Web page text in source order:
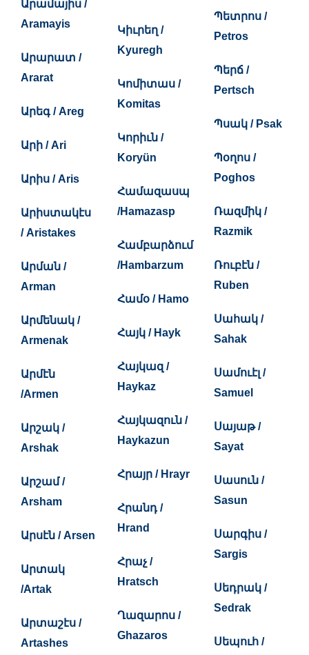
Արամայիս /
Aramayis
Արարատ /
Ararat
Արեգ / Areg
Արի / Ari
Արիս / Aris
Արիստակէս
/ Aristakes
Արման /
Arman
Արմենակ /
Armenak
Արմէն
/Armen
Արշակ /
Arshak
Արշամ /
Arsham
Արսէն / Arsen
Արտակ
/Artak
Արտաշէս /
Artashes
Կիւրեղ /
Kyuregh
Կոմիտաս /
Komitas
Կորիւն /
Koryün
Համազասպ
/Hamazasp
Համբարձում
/Hambarzum
Համօ / Hamo
Հայկ / Hayk
Հայկազ /
Haykaz
Հայկազուն /
Haykazun
Հրայր / Hrayr
Հրանդ /
Hrand
Հրաչ /
Hratsch
Ղազարոս /
Ghazaros
Պետրոս /
Petros
Պերճ /
Pertsch
Պսակ / Psak
Պօղոս /
Poghos
Ռազմիկ /
Razmik
Ռուբէն /
Ruben
Սահակ /
Sahak
Սամուէլ /
Samuel
Սայաթ /
Sayat
Սասուն /
Sasun
Սարգիս /
Sargis
Սեդրակ /
Sedrak
Սեպուհ /